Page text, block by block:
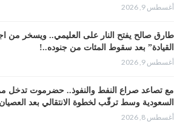
أغسطس 9, 2026
طارق صالح يفتح النار على العليمي.. ويسخر من
القيادة” بعد سقوط المئات من جنوده..!
أغسطس 9, 2026
مع تصاعد صراع النفط والنفوذ.. حضرموت تدخل
السعودية وسط ترقّب لخطوة الانتقالي بعد
أغسطس 8, 2026